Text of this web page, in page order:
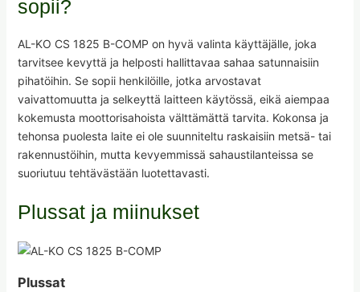
sopii?
AL-KO CS 1825 B-COMP on hyvä valinta käyttäjälle, joka
tarvitsee kevyttä ja helposti hallittavaa sahaa satunnaisiin
pihatöihin. Se sopii henkilöille, jotka arvostavat
vaivattomuutta ja selkeyttä laitteen käytössä, eikä aiempaa
kokemusta moottorisahoista välttämättä tarvita. Kokonsa ja
tehonsa puolesta laite ei ole suunniteltu raskaisiin metsä- tai
rakennustöihin, mutta kevyemmissä sahaustilanteissa se
suoriutuu tehtävästään luotettavasti.
Plussat ja miinukset
Plussat